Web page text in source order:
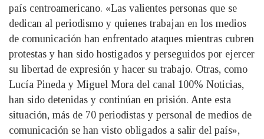
país centroamericano. «Las valientes personas que se
dedican al periodismo y quienes trabajan en los medios
de comunicación han enfrentado ataques mientras cubren
protestas y han sido hostigados y perseguidos por ejercer
su libertad de expresión y hacer su trabajo. Otras, como
Lucía Pineda y Miguel Mora del canal 100% Noticias,
han sido detenidas y continúan en prisión. Ante esta
situación, más de 70 periodistas y personal de medios de
comunicación se han visto obligados a salir del país»,